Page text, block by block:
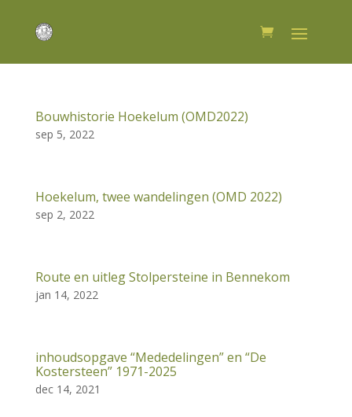
Bouwhistorie Hoekelum (OMD2022)
sep 5, 2022
Hoekelum, twee wandelingen (OMD 2022)
sep 2, 2022
Route en uitleg Stolpersteine in Bennekom
jan 14, 2022
inhoudsopgave “Mededelingen” en “De
Kostersteen” 1971-2025
dec 14, 2021